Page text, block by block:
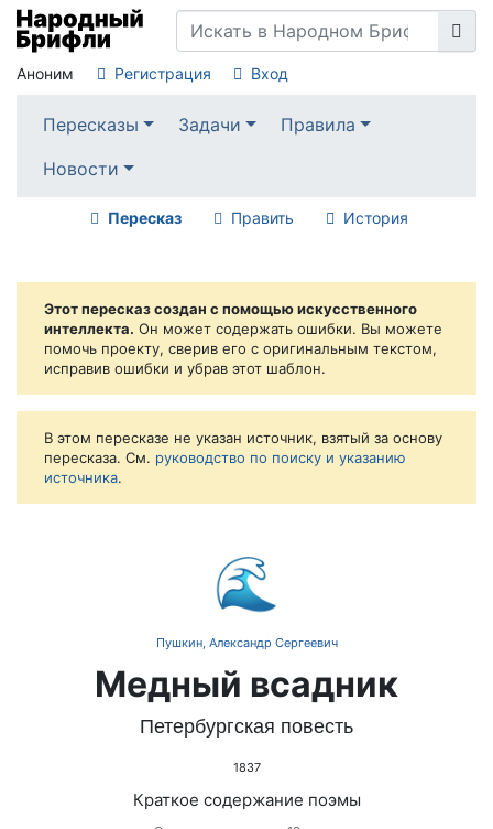
Аноним Регистрация Вход
Пересказы Задачи
Правила
Новости
Пересказ Править История
Этот пересказ создан с помощью искусственного
интеллекта. Он может содержать ошибки. Вы можете
помочь проекту, сверив его с оригинальным текстом,
исправив ошибки и убрав этот шаблон.
В этом пересказе не указан источник, взятый за основу
пересказа. См. руководство по поиску и указанию
источника.
🌊
Пушкин, Александр Сергеевич
Медный всадник
Петербургская повесть
1837
Краткое содержание поэмы